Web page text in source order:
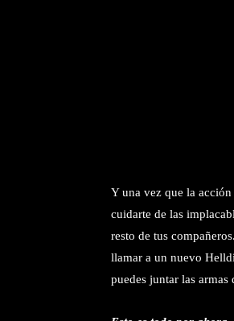
Y una vez que la
cuidarte de las
resto de tus
llamar a un nuevo
puedes juntar las